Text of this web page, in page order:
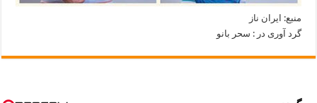
منبع: ایران ناز
گرد آوری در : سحر بانو